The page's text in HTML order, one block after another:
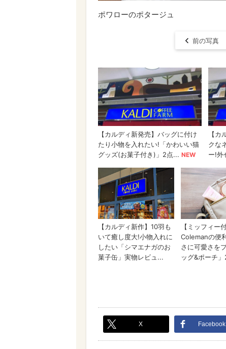
ポワローのポタージュ
前の写真
X Facebook